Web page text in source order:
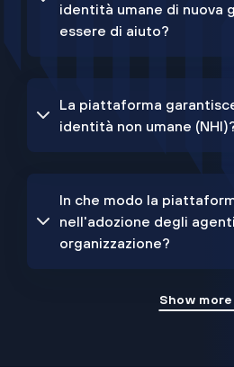
identità umane di nuova
essere di aiuto?
La piattaforma
identità non umane
In che modo la
nell'adozione degli
organizzazione?
Show more